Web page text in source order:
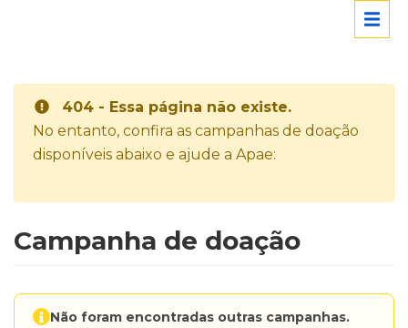
404 - Essa página não existe.
No entanto, confira as campanhas de doação
disponíveis abaixo e ajude a Apae:
Campanha de doação
Não foram encontradas outras campanhas.